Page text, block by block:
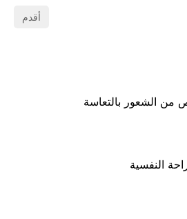
أقدم
من الشعور بالتعاسة
النفسية